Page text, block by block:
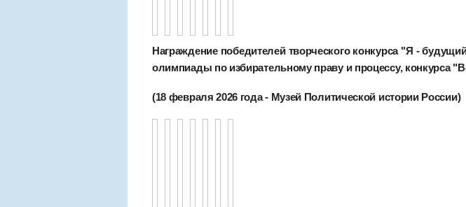
Награждение победителей творческого конкурса "Я -
олимпиады по избирательному праву и процессу,
(18 февраля 2026 года - Музей Политической истории России)